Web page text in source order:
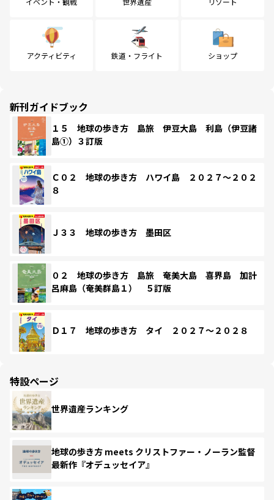
アクティビティ 鉄道・フライト ショップ
新刊ガイドブック
１５ 地球の歩き方 島旅 伊豆大島 利島（伊豆諸
島①）３訂版
Ｃ０２ 地球の歩き方 ハワイ島 ２０２７～２０２
８
Ｊ３３ 地球の歩き方 墨田区
０２ 地球の歩き方 島旅 奄美大島 喜界島 加計
呂麻島（奄美群島１） ５訂版
Ｄ１７ 地球の歩き方 タイ ２０２７～２０２８
特設ページ
世界遺産ランキング
地球の歩き方 meets クリストファー・ノーラン監督
最新作『オデュッセイア』